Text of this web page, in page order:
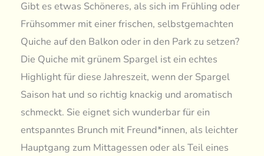
Gibt es etwas Schöneres, als sich im Frühling oder
Frühsommer mit einer frischen, selbstgemachten
Quiche auf den Balkon oder in den Park zu setzen?
Die Quiche mit grünem Spargel ist ein echtes
Highlight für diese Jahreszeit, wenn der Spargel
Saison hat und so richtig knackig und aromatisch
schmeckt. Sie eignet sich wunderbar für ein
entspanntes Brunch mit Freund*innen, als leichter
Hauptgang zum Mittagessen oder als Teil eines